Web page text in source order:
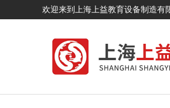
欢迎来到上海上益教育设备制造有